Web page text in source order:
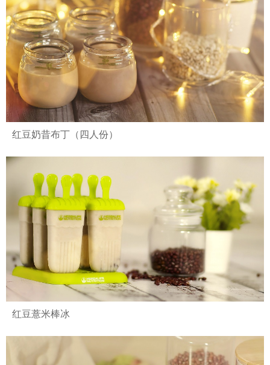
红豆奶昔布丁（四人份）
红豆薏米棒冰